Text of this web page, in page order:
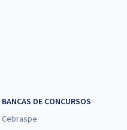
BANCAS DE CONCURSOS
Cebraspe